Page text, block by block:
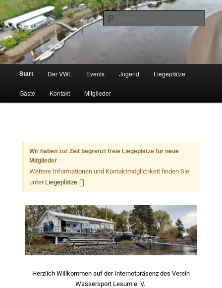
Zum
primären
Inhalt
springenVerein Wassersport Lesum e. V.
Wassersportverein mit Liegeplätzen im Rahmen einer Vereinsmitgliedschaft
Hauptmenü
Start Der VWL Events Jugend Liegeplätze
Gäste Kontakt Mitglieder
Wir haben zur Zeit begrenzt freie Liegeplätze für neue
Mitglieder
Weitere Informationen und Kontaktmöglichkeit finden Sie
unter Liegeplätze
Herzlich Willkommen auf der Internetpräsenz des Verein
Wassersport Lesum e. V.